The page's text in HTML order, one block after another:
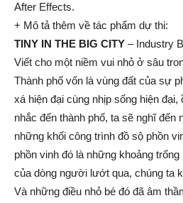
After Effects.
+ Mô tả thêm về tác phẩm dự thi:
TINY IN THE BIG CITY – Industry
Viết cho một niềm vui nhỏ ở sâu
Thành phố vốn là vùng đất của sự
xá hiện đại cùng nhịp sống hiện
nhắc đến thành phố, ta sẽ nghĩ đến
những khối công trình đồ sộ phồn
phồn vinh đó là những khoảng
của dòng người lướt qua, chúng ta
Và những điều nhỏ bé đó đã âm